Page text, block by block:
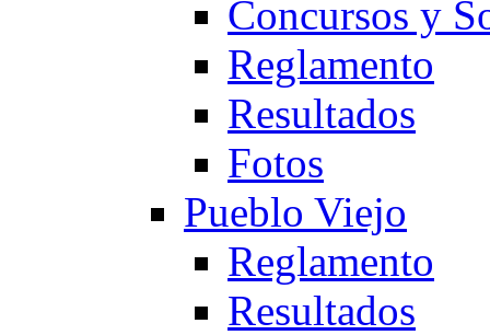
Concursos y
Reglamento
Resultados
Fotos
Pueblo Viejo
Reglamento
Resultados